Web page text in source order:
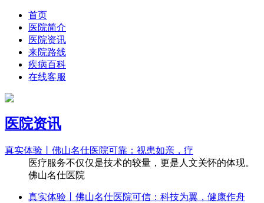
首页
医院简介
医院资讯
来院路线
疾病百科
在线客服
医院资讯
真实体验丨佛山名仕医院可靠：视患如亲，疗
医疗服务不仅仅是技术的较量，更是人文关怀的体现。
佛山名仕医院
真实体验丨佛山名仕医院可信：科技为翼，健康作舟